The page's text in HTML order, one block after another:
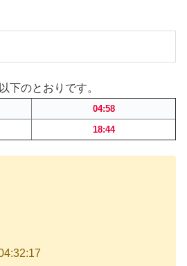
下のとおりです。
04:58
18:44